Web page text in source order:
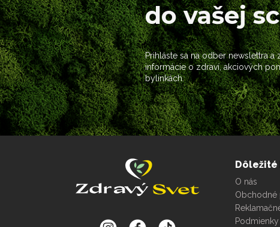
do vašej
Prihláste sa na odber newslettra a
informácie o zdraví, akciových
bylinkách.
O nás
Obchodné